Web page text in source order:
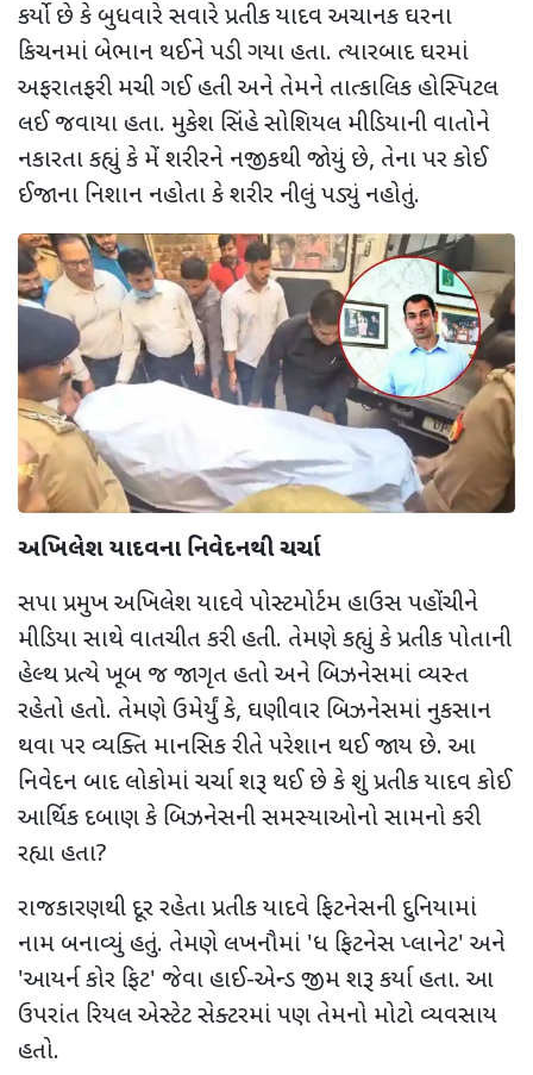
કર્યો છે કે બુધવારે સવારે પ્રતીક યાદવ અચાનક ઘરના
કિચનમાં બેભાન થઈને પડી ગયા હતા. ત્યારબાદ ઘરમાં
અફરાતફરી મચી ગઈ હતી અને તેમને તાત્કાલિક હોસ્પિટલ
લઈ જવાયા હતા. મુકેશ સિંહે સોશિયલ મીડિયાની વાતોને
નકારતા કહ્યું કે મેં શરીરને નજીકથી જોયું છે, તેના પર કોઈ
ઈજાના નિશાન નહોતા કે શરીર નીલું પડ્યું નહોતું.
અખિલેશ યાદવના નિવેદનથી ચર્ચા
સપા પ્રમુખ અખિલેશ યાદવે પોસ્ટમોર્ટમ હાઉસ પહોંચીને
મીડિયા સાથે વાતચીત કરી હતી. તેમણે કહ્યું કે પ્રતીક પોતાની
હેલ્થ પ્રત્યે ખૂબ જ જાગૃત હતો અને બિઝનેસમાં વ્યસ્ત
રહેતો હતો. તેમણે ઉમેર્યું કે, ઘણીવાર બિઝનેસમાં નુકસાન
થવા પર વ્યક્તિ માનસિક રીતે પરેશાન થઈ જાય છે. આ
નિવેદન બાદ લોકોમાં ચર્ચા શરૂ થઈ છે કે શું પ્રતીક યાદવ કોઈ
આર્થિક દબાણ કે બિઝનેસની સમસ્યાઓનો સામનો કરી
રહ્યા હતા?
રાજકારણથી દૂર રહેતા પ્રતીક યાદવે ફિટનેસની દુનિયામાં
નામ બનાવ્યું હતું. તેમણે લખનૌમાં 'ધ ફિટનેસ પ્લાનેટ' અને
'આયર્ન કોર ફિટ' જેવા હાઈ-એન્ડ જીમ શરૂ કર્યા હતા. આ
ઉપરાંત રિયલ એસ્ટેટ સેક્ટરમાં પણ તેમનો મોટો વ્યવસાય
હતો.